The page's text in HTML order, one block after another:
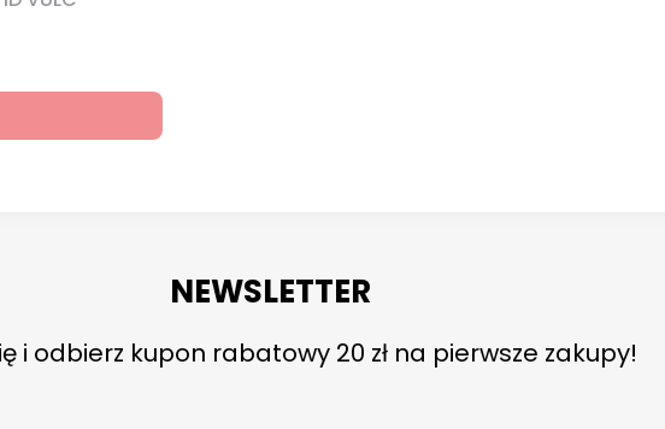
NEWSLETTER
i odbierz kupon rabatowy 20 zł na pierwsze zakupy!